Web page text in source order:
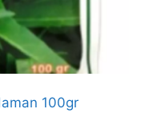
100gr